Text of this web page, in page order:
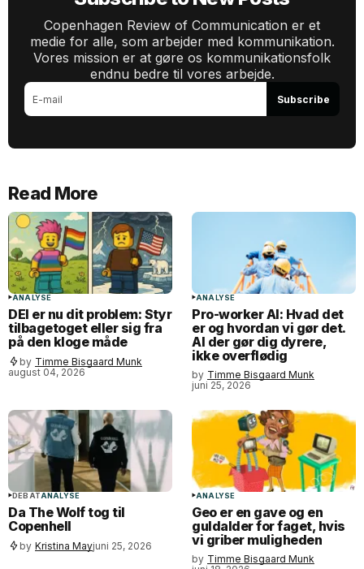
Copenhagen Review of Communication er et
medie for alle, som arbejder med kommunikation.
Vores mission er at gøre os kommunikationsfolk
endnu bedre til vores arbejde.
Subscribe
Read More
ANALYSE
DEI er nu dit problem: Styr
tilbagetoget eller sig fra
på den kloge måde
by Timme Bisgaard Munk
august 04, 2026
ANALYSE
Pro-worker AI: Hvad det
er og hvordan vi gør det.
AI der gør dig dyrere,
ikke overflødig
by Timme Bisgaard Munk
juni 25, 2026
DEBATANALYSE
Da The Wolf tog til
Copenhell
by Kristina Mayjuni 25, 2026
ANALYSE
Geo er en gave og en
guldalder for faget, hvis
vi griber muligheden
by Timme Bisgaard Munk